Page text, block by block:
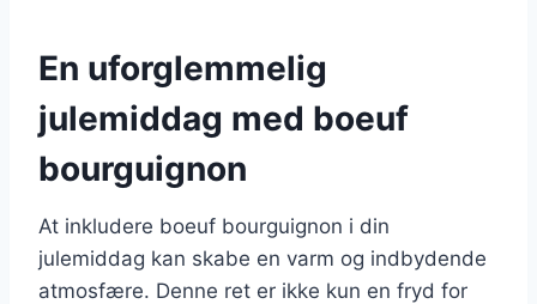
En uforglemmelig
julemiddag med boeuf
bourguignon
At inkludere boeuf bourguignon i din
julemiddag kan skabe en varm og indbydende
atmosfære. Denne ret er ikke kun en fryd for